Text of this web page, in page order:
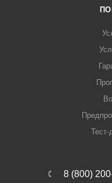
Тест-
8 (800)